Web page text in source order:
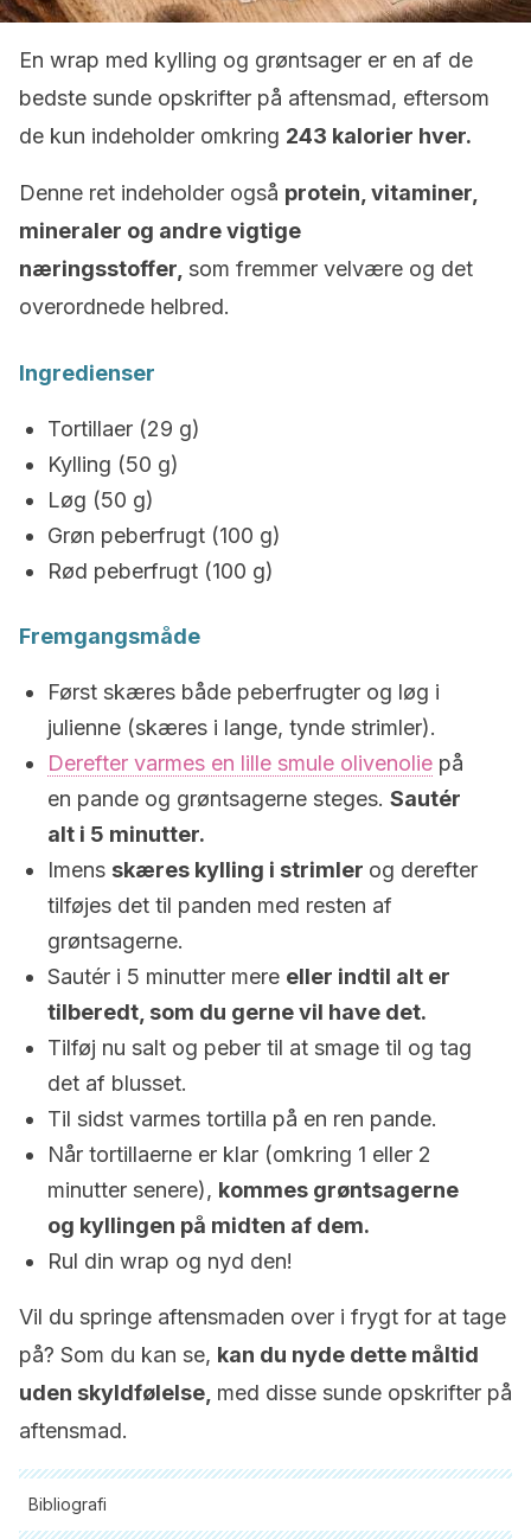
En wrap med kylling og grøntsager er en af de
bedste sunde opskrifter på aftensmad, eftersom
de kun indeholder omkring 243 kalorier hver.
Denne ret indeholder også protein, vitaminer,
mineraler og andre vigtige
næringsstoffer, som fremmer velvære og det
overordnede helbred.
Ingredienser
Tortillaer (29 g)
Kylling (50 g)
Løg (50 g)
Grøn peberfrugt (100 g)
Rød peberfrugt (100 g)
Fremgangsmåde
Først skæres både peberfrugter og løg i
julienne (skæres i lange, tynde strimler).
Derefter varmes en lille smule olivenolie på
en pande og grøntsagerne steges. Sautér
alt i 5 minutter.
Imens skæres kylling i strimler og derefter
tilføjes det til panden med resten af
grøntsagerne.
Sautér i 5 minutter mere eller indtil alt er
tilberedt, som du gerne vil have det.
Tilføj nu salt og peber til at smage til og tag
det af blusset.
Til sidst varmes tortilla på en ren pande.
Når tortillaerne er klar (omkring 1 eller 2
minutter senere), kommes grøntsagerne
og kyllingen på midten af dem.
Rul din wrap og nyd den!
Vil du springe aftensmaden over i frygt for at tage
på? Som du kan se, kan du nyde dette måltid
uden skyldfølelse, med disse sunde opskrifter på
aftensmad.
Bibliografi